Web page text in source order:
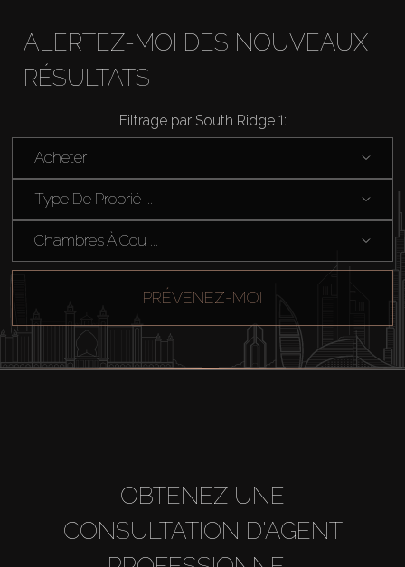
Acheter
Louer
Vendre
Hors Plan
ALERTEZ-MOI DES NOUVEAUX
RÉSULTATS
Filtrage par South Ridge 1:
Acheter
Type De Proprié ...
Chambres À Cou ...
PRÉVENEZ-MOI
OBTENEZ UNE
CONSULTATION D'AGENT